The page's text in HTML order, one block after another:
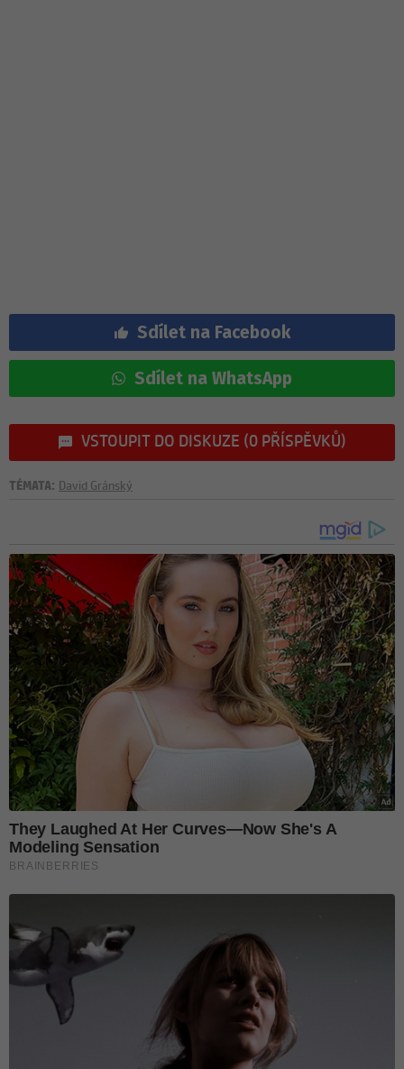
Sdílet na Facebook
Sdílet na WhatsApp
VSTOUPIT DO DISKUZE (0 PŘÍSPĚVKŮ)
TÉMATA: David Gránský